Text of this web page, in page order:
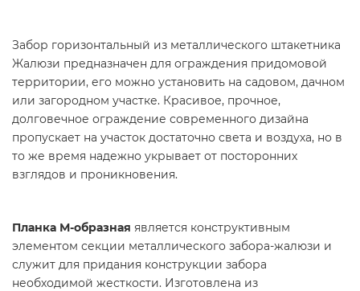
Забор горизонтальный из металлического штакетника
Жалюзи предназначен для ограждения придомовой
территории, его можно установить на садовом, дачном
или загородном участке. Красивое, прочное,
долговечное ограждение современного дизайна
пропускает на участок достаточно света и воздуха, но в
то же время надежно укрывает от посторонних
взглядов и проникновения.
Планка М-образная является конструктивным
элементом секции металлического забора-жалюзи и
служит для придания конструкции забора
необходимой жесткости. Изготовлена из